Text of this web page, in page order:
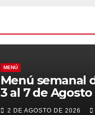
MENÚ
Menú semanal
3 al 7 de Agosto
2026
2 DE AGOSTO DE 2026